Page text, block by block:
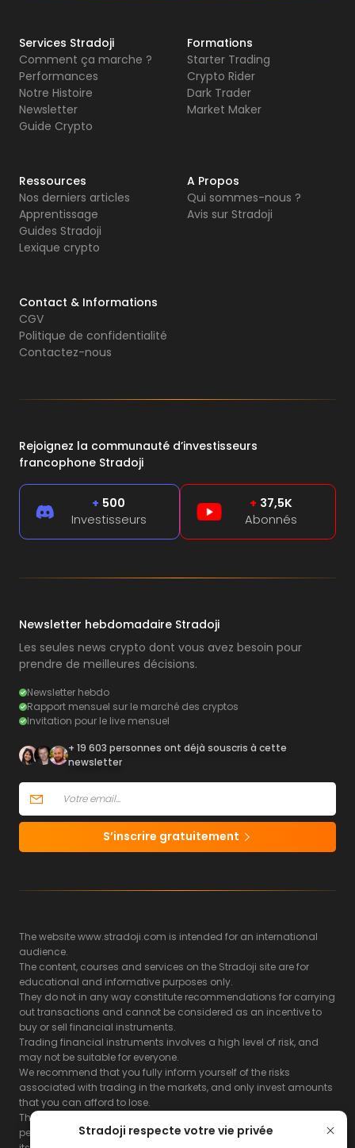
Stradoji respecte votre vie privée
Services Stradoji
Comment ça marche ?
Performances
Notre Histoire
Newsletter
Guide Crypto
Formations
Starter Trading
Crypto Rider
Dark Trader
Market Maker
Ressources
Nos derniers articles
Apprentissage
Guides Stradoji
Lexique crypto
A Propos
Qui sommes-nous ?
Avis sur Stradoji
Contact & Informations
CGV
Politique de confidentialité
Contactez-nous
Rejoignez la communauté d’investisseurs
francophone Stradoji
+ 500
Investisseurs
+ 37,5K
Abonnés
Newsletter hebdomadaire Stradoji
Les seules news crypto dont vous avez besoin pour
prendre de meilleures décisions.
Newsletter hebdo
Rapport mensuel sur le marché des cryptos
Invitation pour le live mensuel
+ 19 603 personnes ont déjà souscris à cette
newsletter
S’inscrire gratuitement
The website www.stradoji.com is intended for an international
audience.
The content, courses and services on the Stradoji site are for
educational and informative purposes only.
They do not in any way constitute recommendations for carrying
out transactions and cannot be considered as an incentive to
buy or sell financial instruments.
Trading financial instruments involves a high level of risk, and
may not be suitable for everyone.
We recommend that you fully inform yourself of the risks
associated with trading in the markets, and only invest amounts
that you can afford to lose.
The Stradoji site does not guarantee the results or the
performance of products based on the information contained on